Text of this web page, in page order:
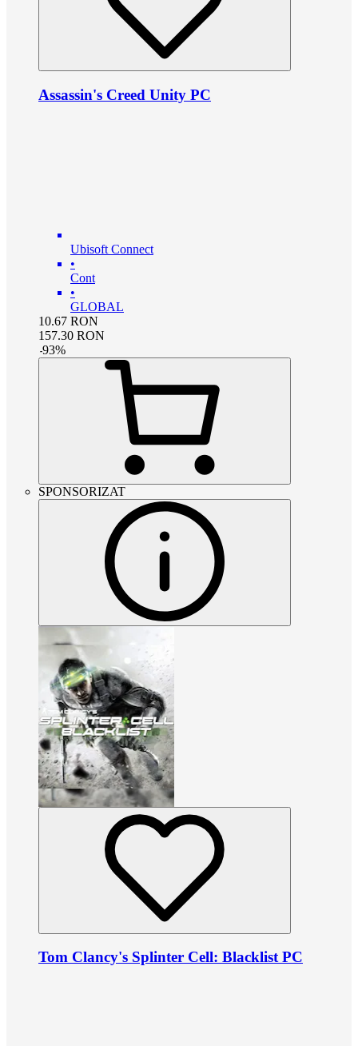
Assassin's Creed Unity PC
Ubisoft Connect
•
Cont
•
GLOBAL
10.67 RON
157.30 RON
-93%
SPONSORIZAT
Tom Clancy's Splinter Cell: Blacklist PC